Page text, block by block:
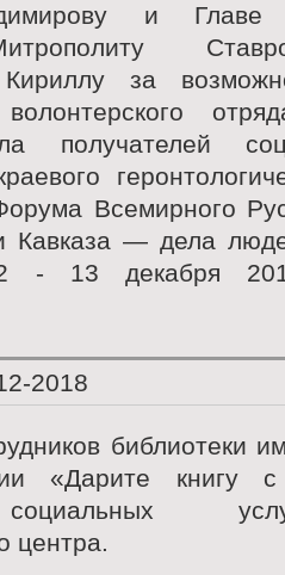
и Главе
за
волонтерского
получателей
Всемирного
Кавказа — дела
12 - 13 декабря
2018
библиотеки
«Дарите книгу
центра.